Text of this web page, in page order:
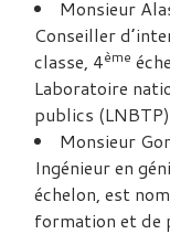
Monsieur
Conseiller
classe, 4ème
Laboratoire
publics
Monsieur
Ingénieur en
échelon, est
formation et de